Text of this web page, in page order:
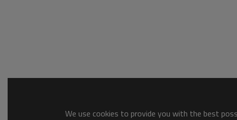
We use cookies to provide you with the best